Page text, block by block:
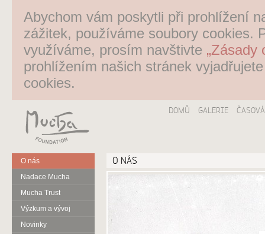
Abychom vám poskytli při prohlížení
zážitek, používáme soubory cookies.
využíváme, prosím navštivte „Zásady
prohlížením našich stránek
cookies.
DOMŮ GALERIE
O nás
Nadace Mucha
Mucha Trust
Výzkum a vývoj
Novinky
O NÁS